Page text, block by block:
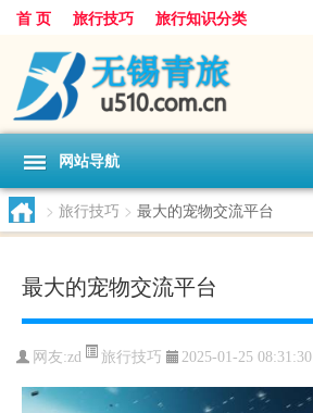
首 页 旅行技巧 旅行知识分类
网站导航
> 旅行技巧 > 最大的宠物交流平台
最大的宠物交流平台
网友:zd 旅行技巧 2025-01-25 08:31:30